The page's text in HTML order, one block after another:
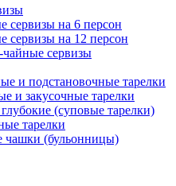
сервизы на 6 персон
сервизы на 12 персон
сервизы
и подстановочные тарелки
и закусочные тарелки
(суповые тарелки)
тарелки
чашки (бульонницы)